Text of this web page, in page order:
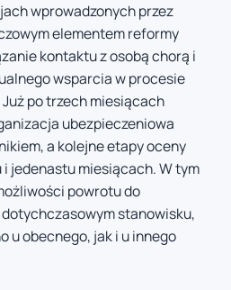
wprowadzonych przez
elementem reformy
kontaktu z osobą chorą i
wsparcia w procesie
po trzech miesiącach
ubezpieczeniowa
a kolejne etapy oceny
jedenastu miesiącach. W tym
powrotu do
stanowisku,
u obecnego, jak i u innego